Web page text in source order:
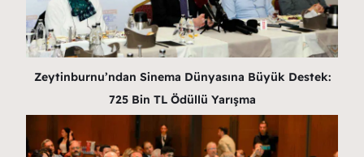
Zeytinburnu’ndan Sinema Dünyasına Büyük Destek:
725 Bin TL Ödüllü Yarışma